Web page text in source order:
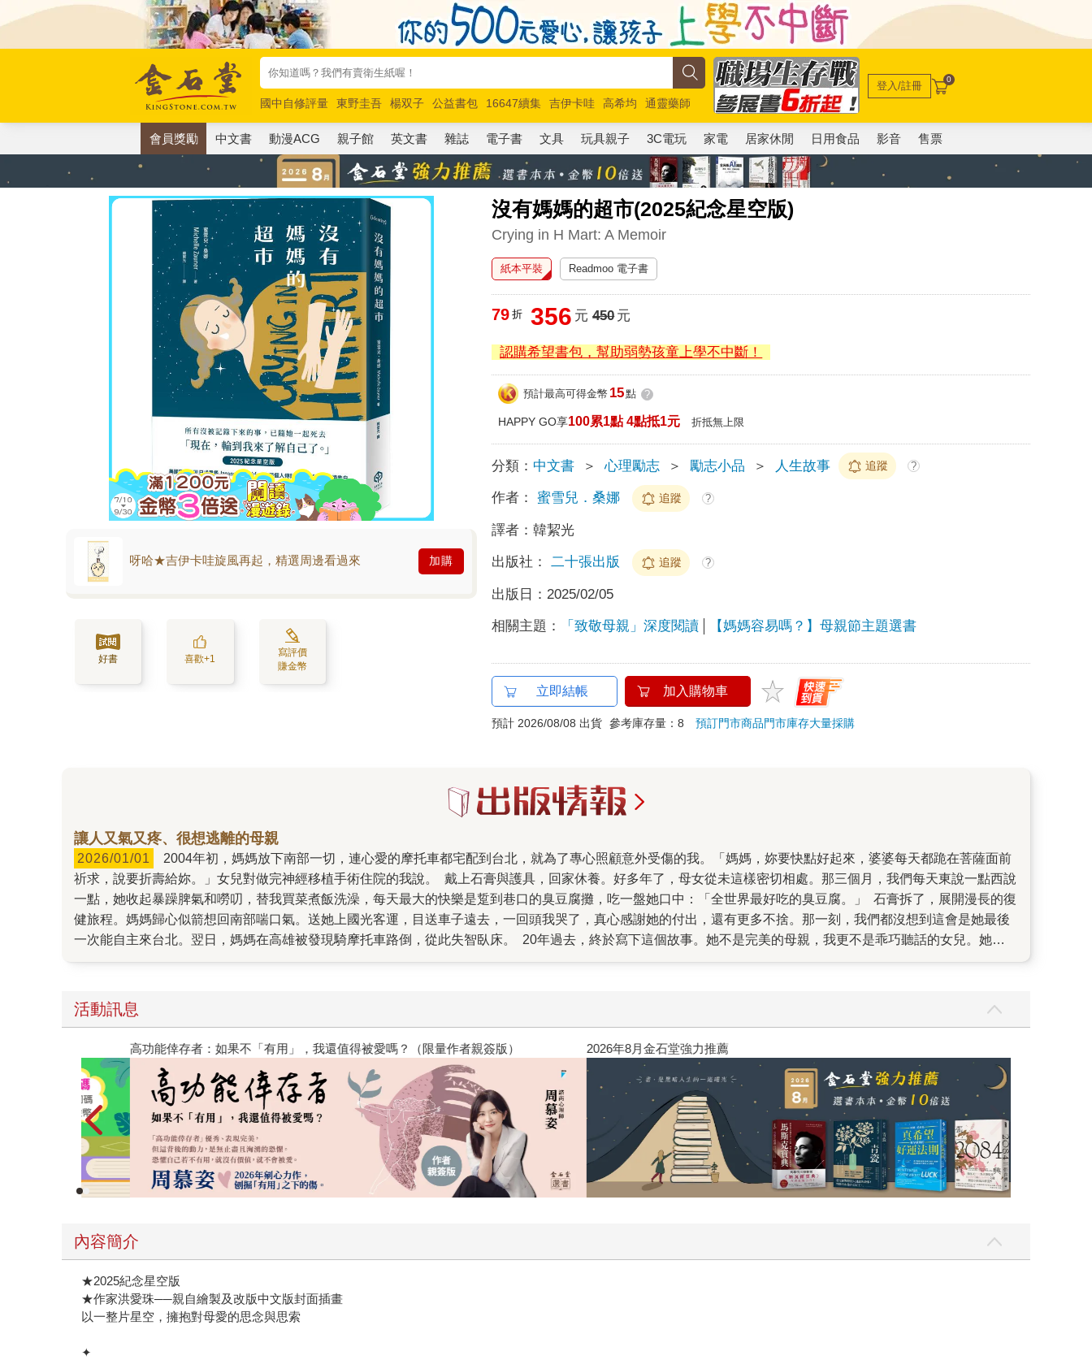
國中自修評量 東野圭吾 楊双子 公益書包 16647續集 吉伊卡哇 高希均
通靈藥師
唯紅花綻放
奧德賽 路邊攤新作 馬斯克 玩具總動員5 超慢跑
登入/註冊 0
會員獎勵 中文書 動漫ACG 親子館 英文書 雜誌 電子書 文具 玩具親子 3C電玩 家電 居家休閒 日用食品 影音 售票
沒有媽媽的超市(2025紀念星空版)
Crying in H Mart: A Memoir
呀哈★吉伊卡哇旋風再起，精選周邊看過來 加購
好書 喜歡+1
寫評價
賺金幣
紙本平裝 Readmoo 電子書
79 折 356 元 450元
認購希望書包，幫助弱勢孩童上學不中斷！
預計最高可得金幣 15點 ?
HAPPY GO享100累1點 4點抵1元 折抵無上限
分類： 中文書 ＞ 心理勵志 ＞ 勵志小品 ＞ 人生故事 追蹤 ?
作者： 蜜雪兒．桑娜 追蹤 ?
譯者：韓絜光
出版社： 二十張出版 追蹤 ?
出版日： 2025/02/05
相關主題： 「致敬母親」深度閱讀 【媽媽容易嗎？】母親節主題選書
立即結帳 加入購物車
預計 2026/08/08 出貨 參考庫存量：8預訂門市商品門市庫存大量採購
讓人又氣又疼、很想逃離的母親
2026/01/01
祈求，說要折壽給妳。」女兒對做完神經移植手術住院的我說。 戴上石膏與護具，回家休養。好多年了，母女從未這樣密切相處。那三個月，我們每天東說一點西說
一點，她收起暴躁脾氣和嘮叨，替我買菜煮飯洗澡，每天最大的快樂是踅到巷口的臭豆腐攤，吃一盤她口中：「全世界最好吃的臭豆腐。」 石膏拆了，展開漫長的復
健旅程。媽媽歸心似箭想回南部喘口氣。送她上國光客運，目送車子遠去，一回頭我哭了，真心感謝她的付出，還有更多不捨。那一刻，我們都沒想到這會是她最後
一次能自主來台北。翌日，媽媽在高雄被發現騎摩托車路倒，從此失智臥床。 20年過去，終於寫下這個故事。她不是完美的母親，我更不是乖巧聽話的女兒。她一
貴的心地。 希望你們喜歡這本書。封面選擇了「紅白塑膠袋」版本，媽媽的活力、偶爾的莽撞，每天騎著摩托車風風火火去買菜買小吃，這個封面充分傳達出來。
謝謝插畫家吳怡欣，她是很棒的藝術工作者以及母親，這是我們共同完成的作品。謝謝作家盧郁佳、王盛弘、藝評家謝佩霓，插畫家薛慧瑩、王春子的推薦。也謝謝
金石堂書店選為「一月選書」。 這是我們母女的故事，但或許也不只是。 12/23出版。阿母的農曆生日也是12/23，小小的數字巧合。沒有把握如果她仍在世會不會
喜歡這本書，很可能駡咧咧：「夭壽哦，這樣寫我，我那有這款『歹性地』。」
活動訊息
閱讀漫遊錄-2026上半年暢銷榜 高功能倖存者：如果不「有用」，我還值得被愛嗎？（限量作者親簽版）
內容簡介
★2025紀念星空版
★作家洪愛珠──親自繪製及改版中文版封面插畫
以一整片星空，擁抱對母愛的思念與思索
✦